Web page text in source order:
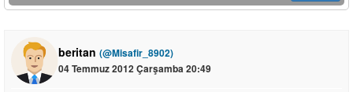
beritan (@Misafir_8902)
04 Temmuz 2012 Çarşamba 20:49